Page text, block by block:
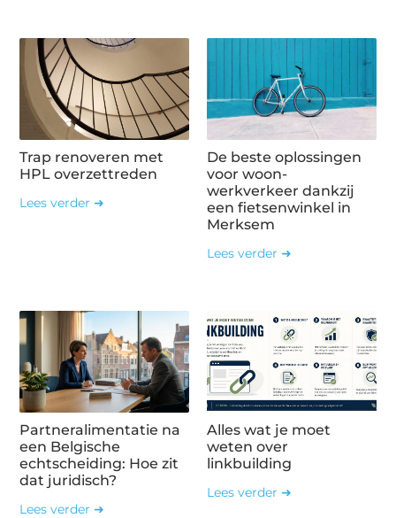
Trap renoveren met
HPL overzettreden
Lees verder ➜
De beste oplossingen
voor woon-
werkverkeer dankzij
een fietsenwinkel in
Merksem
Lees verder ➜
Partneralimentatie na
een Belgische
echtscheiding: Hoe zit
dat juridisch?
Lees verder ➜
Alles wat je moet
weten over
linkbuilding
Lees verder ➜